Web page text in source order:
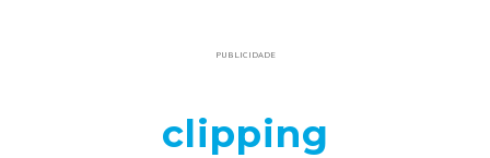
PUBLICIDADE
clipping